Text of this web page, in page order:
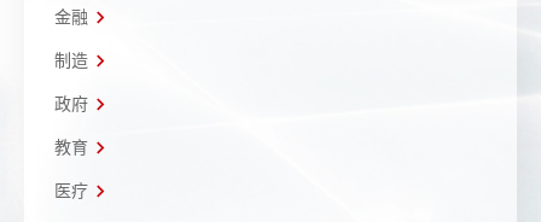
金融
制造
政府
教育
医疗